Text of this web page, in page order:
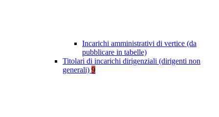
Incarichi amministrativi di vertice (da
pubblicare in tabelle)
Titolari di incarichi dirigenziali (dirigenti non
generali) 9